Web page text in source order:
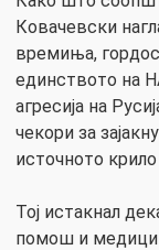
Ковачевски
времиња,
единството на
агресија на
чекори за
источното крило
Тој истакнал
помош и